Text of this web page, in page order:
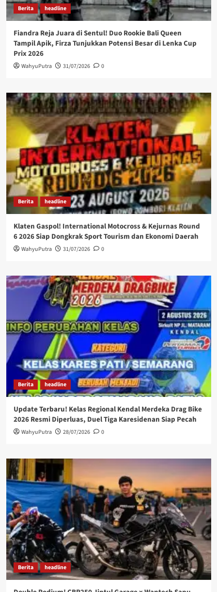
Berita headline
Fiandra Reja Juara di Sentul! Duo Rookie Bali Queen
Tampil Apik, Firza Tunjukkan Potensi Besar di Lenka Cup
Prix 2026
WahyuPutra 31/07/2026 0
Berita headline
Klaten Gaspol! International Motocross & Kejurnas Round
6 2026 Siap Dongkrak Sport Tourism dan Ekonomi Daerah
WahyuPutra 31/07/2026 0
Berita headline
Update Terbaru! Kelas Regional Kendal Merdeka Drag Bike
2026 Resmi Diperluas, Duel Tiga Karesidenan Siap Pecah
WahyuPutra 28/07/2026 0
Berita headline